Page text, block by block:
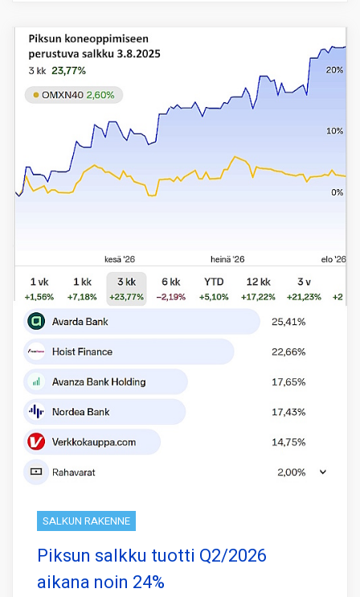
SALKUN RAKENNE
Piksun salkku tuotti Q2/2026
aikana noin 24%